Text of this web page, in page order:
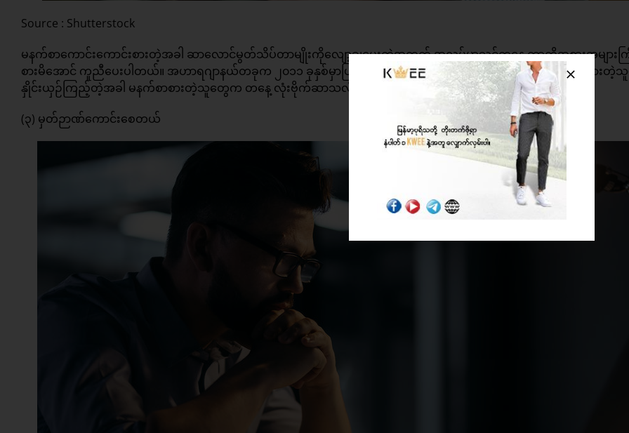
Source : Shutterstock
မနက်စာကောင်းကောင်းစားတဲ့အခါ ဆာလောင်မွတ်သိပ်တာမျိုးကိုလျော့ချပေးတဲ့အတွက် အလုပ်မှာသင့်တနေ့ တာကိုအစားအများက
စားမိအောင် ကူညီပေးပါတယ်။ အဟာရဂျာနယ်တခုက ၂၀၁၁ ခုနှစ်မှာပြုလုပ်တဲ့လေ့ လာမှုတခုမှာ မနက်စာစားတဲ့သူတွေနဲ့မစား
နှိုင်းယှဉ်ကြည့်တဲ့အခါ မနက်စာစားတဲ့သူတွေက တနေ့ လုံးဗိုက်ဆာသလိုဖြစ်နေတာမျိုးမရှိတာကို တွေ့ရပါတယ်။
(၃) မှတ်ဉာဏ်ကောင်းစေတယ်